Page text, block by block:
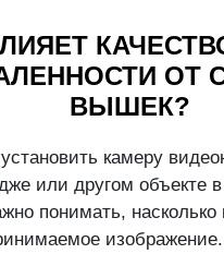
ОТ
ВЫШЕК?
камеру
или другом объекте
понимать, насколько